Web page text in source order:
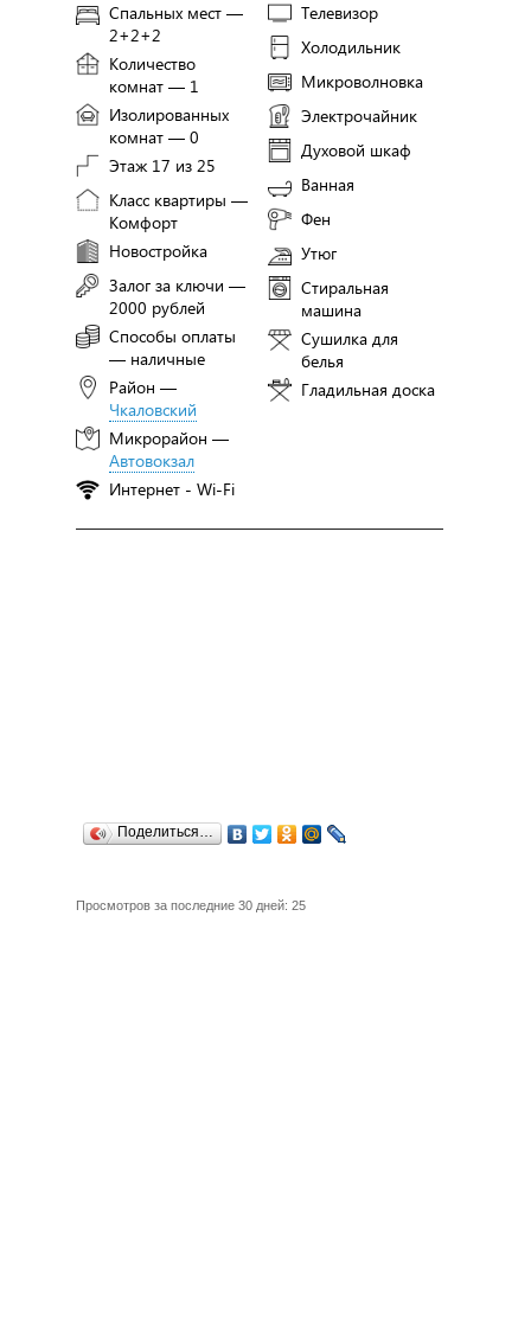
Спальных мест —
2+2+2
Количество
комнат — 1
Изолированных
комнат — 0
Этаж 17 из 25
Класс квартиры —
Комфорт
Новостройка
Залог за ключи —
2000 рублей
Способы оплаты
— наличные
Район —
Чкаловский
Микрорайон —
Автовокзал
Интернет - Wi-Fi
Телевизор
Холодильник
Микроволновка
Электрочайник
Духовой шкаф
Ванная
Фен
Утюг
Стиральная
машина
Сушилка для
белья
Гладильная доска
Поделиться…
Просмотров за последние 30 дней: 25